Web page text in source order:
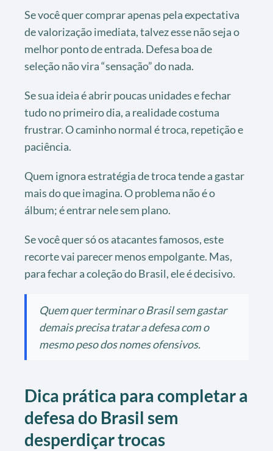
Se você quer comprar apenas pela expectativa
de valorização imediata, talvez esse não seja o
melhor ponto de entrada. Defesa boa de
seleção não vira “sensação” do nada.
Se sua ideia é abrir poucas unidades e fechar
tudo no primeiro dia, a realidade costuma
frustrar. O caminho normal é troca, repetição e
paciência.
Quem ignora estratégia de troca tende a gastar
mais do que imagina. O problema não é o
álbum; é entrar nele sem plano.
Se você quer só os atacantes famosos, este
recorte vai parecer menos empolgante. Mas,
para fechar a coleção do Brasil, ele é decisivo.
Quem quer terminar o Brasil sem gastar
demais precisa tratar a defesa com o
mesmo peso dos nomes ofensivos.
Dica prática para completar a
defesa do Brasil sem
desperdiçar trocas